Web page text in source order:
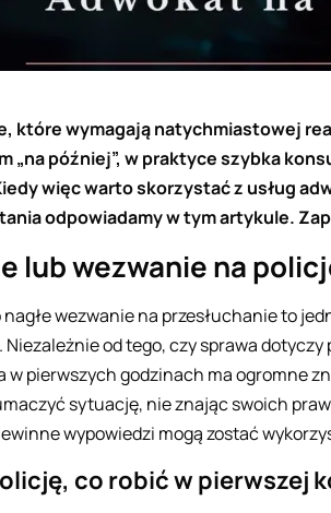
które wymagają natychmiastowej
„na później”, w praktyce szybka
więc warto skorzystać z usług
odpowiadamy w tym artykule.
lub wezwanie na
wezwanie na przesłuchanie to
Niezależnie od tego, czy sprawa
pierwszych godzinach ma ogromne
sytuację, nie znając swoich
wypowiedzi mogą zostać
co robić w pierwszej